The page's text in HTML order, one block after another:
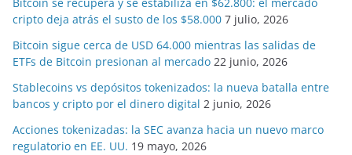
cripto deja atrás el susto de los $58.000 7 julio, 2026
Bitcoin sigue cerca de USD 64.000 mientras las salidas de
ETFs de Bitcoin presionan al mercado 22 junio, 2026
Stablecoins vs depósitos tokenizados: la nueva batalla entre
bancos y cripto por el dinero digital 2 junio, 2026
Acciones tokenizadas: la SEC avanza hacia un nuevo marco
regulatorio en EE. UU. 19 mayo, 2026